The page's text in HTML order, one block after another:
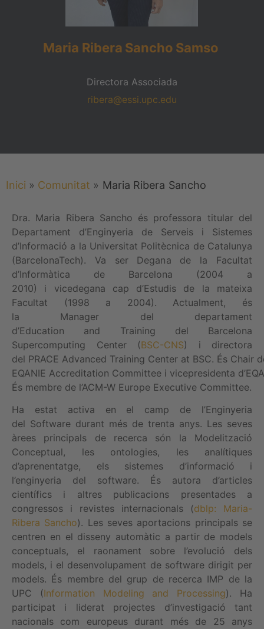
Maria Ribera Sancho Samso
Directora Associada
ribera@essi.upc.edu
Inici » Comunitat » Maria Ribera Sancho
Dra. Maria Ribera Sancho és professora titular del
Departament d’Enginyeria de Serveis i Sistemes
d’Informació a la Universitat Politècnica de Catalunya
(BarcelonaTech). Va ser Degana de la Facultat
d’Informàtica de Barcelona (2004 a
2010) i vicedegana cap d’Estudis de la mateixa
Facultat (1998 a 2004). Actualment, és
la Manager del departament
d’Education and Training del Barcelona
Supercomputing Center (BSC-CNS) i directora
del PRACE Advanced Training Center at BSC. És Chair
EQANIE Accreditation Committee i vicepresidenta
És membre de l’ACM-W Europe Executive Committee.
Ha estat activa en el camp de l’Enginyeria
del Software durant més de trenta anys. Les seves
àrees principals de recerca són la Modelització
Conceptual, les ontologies, les analítiques
d’aprenentatge, els sistemes d’informació i
l’enginyeria del software. És autora d’articles
científics i altres publicacions presentades a
congressos i revistes internacionals (dblp: Maria-
Ribera Sancho). Les seves aportacions principals se
centren en el disseny automàtic a partir de models
conceptuals, el raonament sobre l’evolució dels
models, i el desenvolupament de software dirigit per
models. És membre del grup de recerca IMP de la
UPC (Information Modeling and Processing). Ha
participat i liderat projectes d’investigació tant
nacionals com europeus durant més de 25 anys